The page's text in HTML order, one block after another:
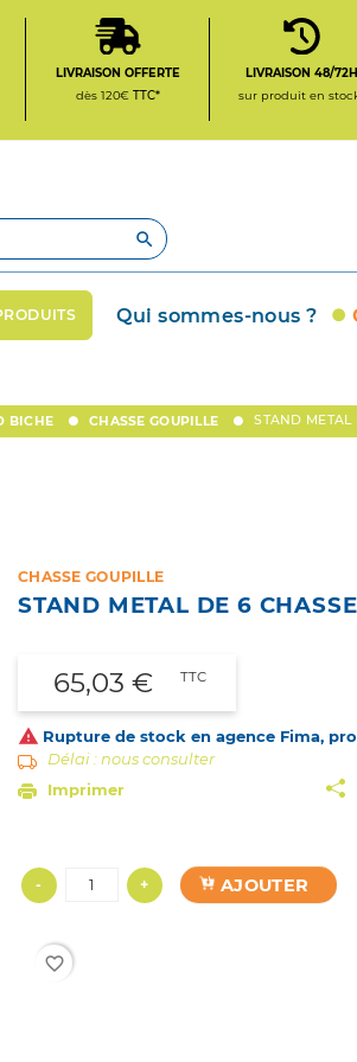
LIVRAISON OFFERTE
dès 120€ TTC*
LIVRAISON 48/72H
sur produit en

Qui sommes-nous ?
BICHE CHASSE GOUPILLE STAND METAL
CHASSE GOUPILLE
STAND METAL DE 6
65,03 € TTC
 Rupture de stock en agence Fima,
Délai : nous consulter
Imprimer
- + AJOUTER
favorite_border